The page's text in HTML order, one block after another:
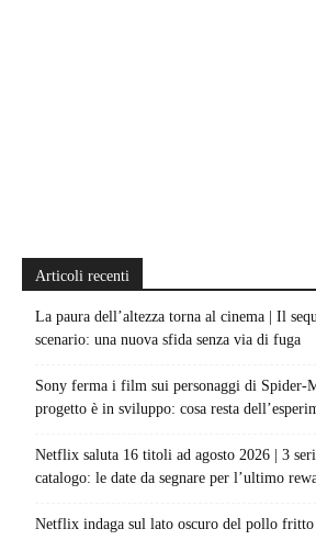
Articoli recenti
La paura dell’altezza torna al cinema | Il
scenario: una nuova sfida senza via di fuga
Sony ferma i film sui personaggi di Spider-
progetto è in sviluppo: cosa resta
Netflix saluta 16 titoli ad agosto 2026 | 3
catalogo: le date da segnare per l’ultimo
Netflix indaga sul lato oscuro del pollo